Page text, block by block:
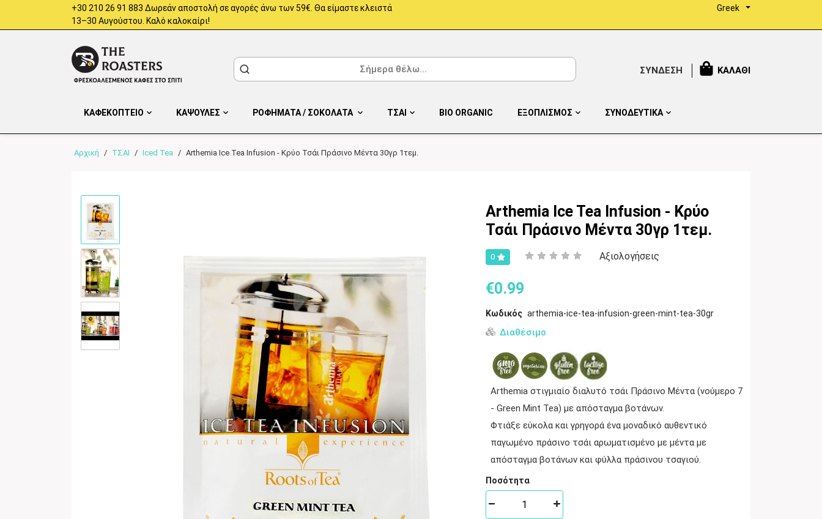
+30 210 26 91 883 Δωρεάν αποστολή σε αγορές άνω των 59€. Θα είμαστε κλειστά
13–30 Αυγούστου. Καλό καλοκαίρι!
Greek
ΣΥΝΔΕΣΗ ΚΑΛΑΘΙ
ΚΑΦΕΚΟΠΤΕΙΟ ΚΑΨΟΥΛΕΣ ΡΟΦΗΜΑΤΑ / ΣΟΚΟΛΑΤΑ ΤΣΑΙ BIO ORGANIC ΕΞΟΠΛΙΣΜΟΣ ΣΥΝΟΔΕΥΤΙΚΑ
Αρχική / ΤΣΑΙ / Iced Tea / Arthemia Ice Tea Infusion - Κρύο Τσάι Πράσινο Μέντα 30γρ 1τεμ.
Arthemia Ice Tea Infusion - Κρύο
Τσάι Πράσινο Μέντα 30γρ 1τεμ.
0 Αξιολογήσεις
€0.99
Κωδικός arthemia-ice-tea-infusion-green-mint-tea-30gr
Διαθέσιμο
Arthemia στιγμιαίο διαλυτό τσάι Πράσινο Μέντα (νούμερο 7
- Green Mint Tea) με απόσταγμα βοτάνων.
Φτιάξε εύκολα και γρηγορά ένα μοναδικό αυθεντικό
παγωμένο πράσινο τσάι αρωματισμένο με μέντα με
απόσταγμα βοτάνων και φύλλα πράσινου τσαγιού.
Ποσότητα